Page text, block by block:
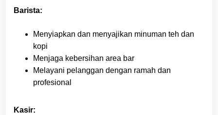
Barista:
Menyiapkan dan menyajikan minuman teh dan
kopi
Menjaga kebersihan area bar
Melayani pelanggan dengan ramah dan
profesional
Kasir: